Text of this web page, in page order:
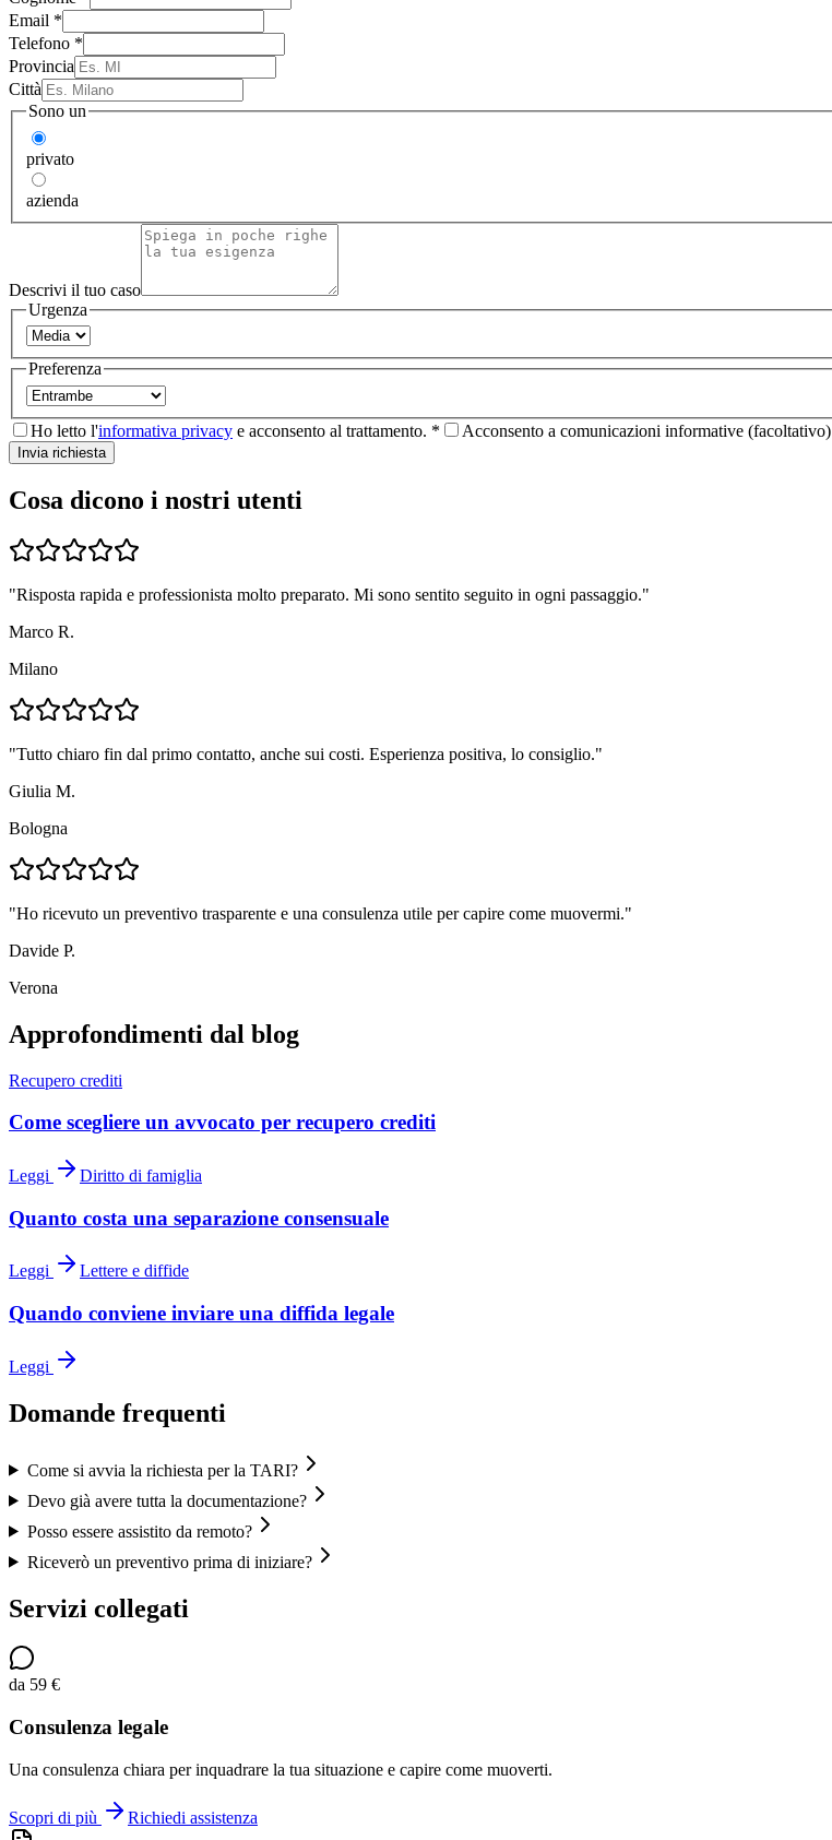
Email *
Telefono *
Provincia
Città
Sono un
privato
azienda
Descrivi il tuo caso
Urgenza
Preferenza
Ho letto l'informativa privacy e acconsento al trattamento. * Acconsento a comunicazioni informative (facoltativo)
Invia richiesta
Cosa dicono i nostri utenti
"Risposta rapida e professionista molto preparato. Mi sono sentito seguito in ogni passaggio."
Marco R.
Milano
"Tutto chiaro fin dal primo contatto, anche sui costi. Esperienza positiva, lo consiglio."
Giulia M.
Bologna
"Ho ricevuto un preventivo trasparente e una consulenza utile per capire come muovermi."
Davide P.
Verona
Approfondimenti dal blog
Recupero crediti
Come scegliere un avvocato per recupero crediti
Leggi Diritto di famiglia
Quanto costa una separazione consensuale
Leggi Lettere e diffide
Quando conviene inviare una diffida legale
Leggi
Domande frequenti
Come si avvia la richiesta per la TARI?
Devo già avere tutta la documentazione?
Posso essere assistito da remoto?
Riceverò un preventivo prima di iniziare?
Servizi collegati
da 59 €
Consulenza legale
Una consulenza chiara per inquadrare la tua situazione e capire come muoverti.
Scopri di più Richiedi assistenza